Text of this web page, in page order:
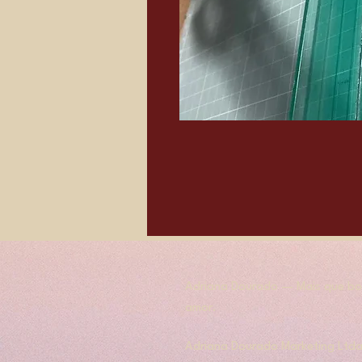
Adriana Dourado — Mais que
amor.
​​Adriana Dourado Marketing